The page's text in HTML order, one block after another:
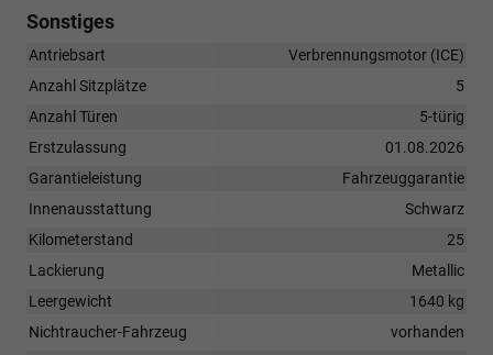
Sonstiges
Antriebsart
Verbrennungsmotor (ICE)
Anzahl Sitzplätze
5
Anzahl Türen
5-türig
Erstzulassung
01.08.2026
Garantieleistung
Fahrzeuggarantie
Innenausstattung
Schwarz
Kilometerstand
25
Lackierung
Metallic
Leergewicht
1640 kg
Nichtraucher-Fahrzeug
vorhanden